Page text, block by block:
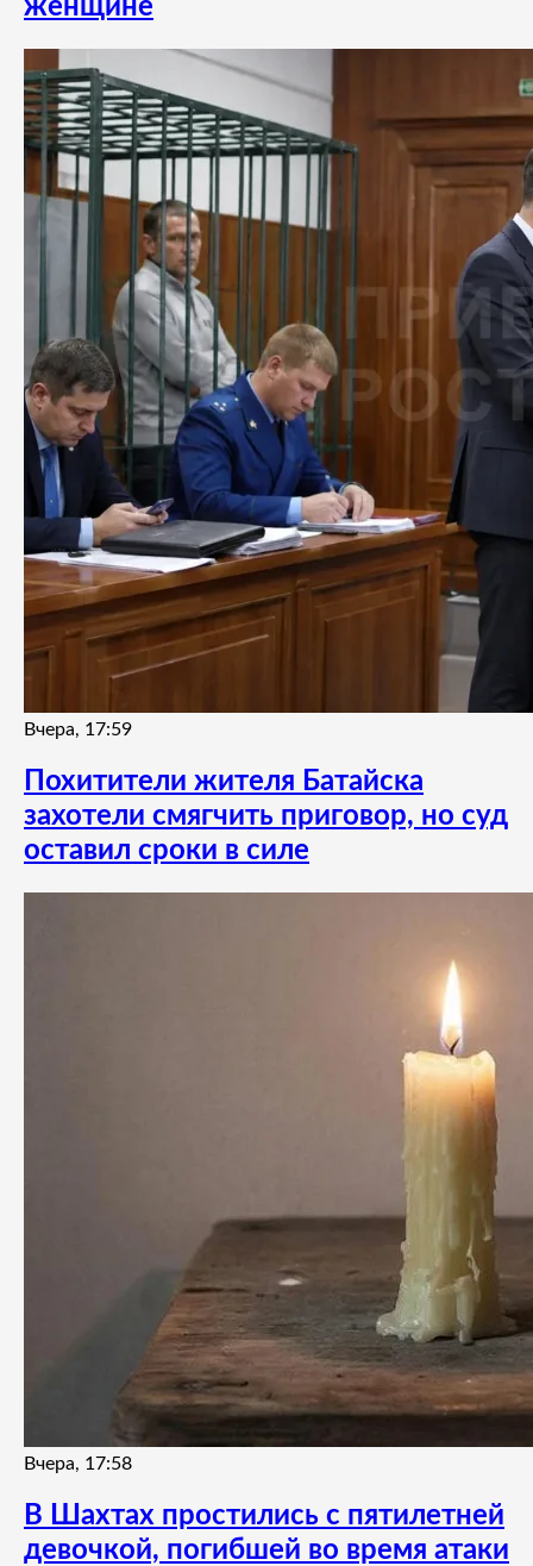
женщине
Вчера, 17:59
Похитители жителя Батайска
захотели смягчить приговор, но суд
оставил сроки в силе
Вчера, 17:58
В Шахтах простились с пятилетней
девочкой, погибшей во время атаки